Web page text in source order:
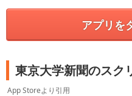
アプリを
東京大学新聞のスク
App Storeより引用